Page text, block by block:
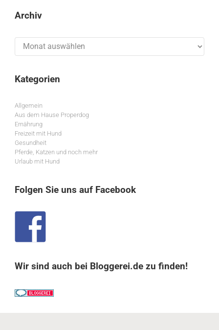
Archiv
Kategorien
Allgemein
Aus dem Hause Properdog
Ernährung
Freizeit mit Hund
Gesundheit
Pferde, Katzen und noch mehr
Urlaub mit Hund
Folgen Sie uns auf Facebook
Wir sind auch bei Bloggerei.de zu finden!